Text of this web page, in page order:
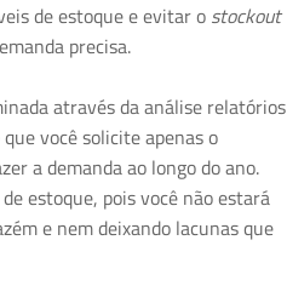
de estoque e evitar o stockout
precisa.
através da análise relatórios
você solicite apenas o
a demanda ao longo do ano.
estoque, pois você não estará
e nem deixando lacunas que